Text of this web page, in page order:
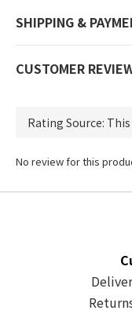
SHIPPING &
CUSTOMER
No review for this